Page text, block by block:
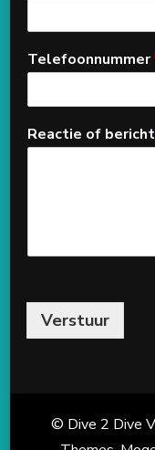
Telefoonnummer
Reactie of bericht
Verstuur
© Dive 2 Dive